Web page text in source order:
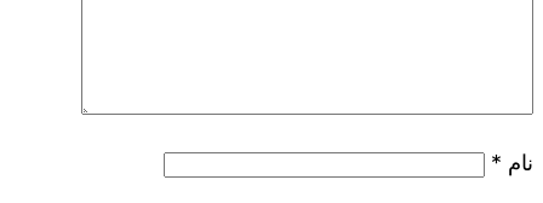
نام *